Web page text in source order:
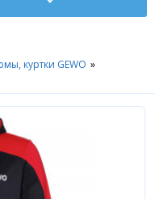
куртки GEWO »